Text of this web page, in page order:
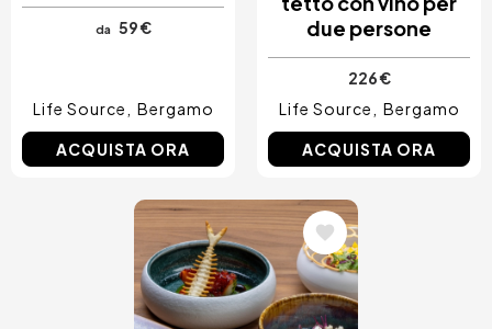
da 59 €
Life Source Bergamo
ACQUISTA ORA
due persone
226 €
Life Source
Bergamo
ACQUISTA ORA
Immagine